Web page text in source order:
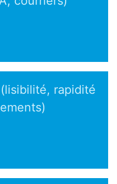
rapidité